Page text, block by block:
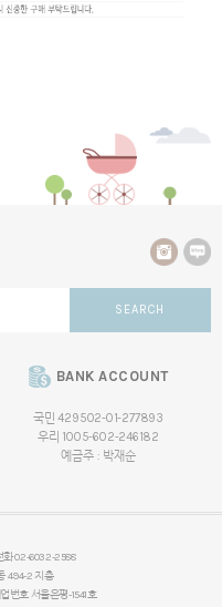
SEARCH
BANK ACCOUNT
국민 429502-01-277893
우리 1005-602-246182
예금주 : 박재순
화 02-6032-2588
494-2 지층
번호 서울은평-1541호